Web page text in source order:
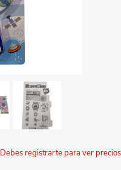
Debes registrarte para ver precios